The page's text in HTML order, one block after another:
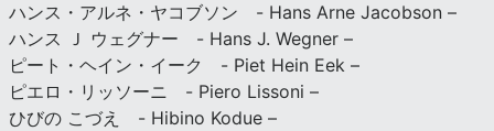
ハンス・アルネ・ヤコブソン - Hans Arne Jacobson –
ハンス Ｊ ウェグナー - Hans J. Wegner –
ピート・ヘイン・イーク - Piet Hein Eek –
ピエロ・リッソーニ - Piero Lissoni –
ひびの こづえ - Hibino Kodue –